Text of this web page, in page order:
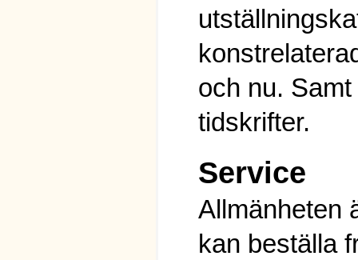
och nu.
tidskrifter.
Service
Allmänheten
kan beställa